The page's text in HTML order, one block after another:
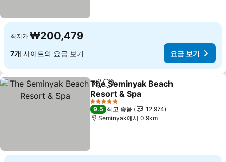
최저가 ₩200,479
7개 사이트의 요금 보기 요금 보기
공유 즐겨찾기에 추가
The Seminyak Beach
Resort & Spa
요금 보기
5 성급
9.5 최고 좋음
12,974
Seminyak에서 0.9km